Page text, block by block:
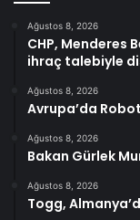
Ağustos 8, 2026
CHP, Menderes
ihraç talebiyle
Ağustos 8, 2026
Avrupa’da
Ağustos 8, 2026
Bakan Gürlek
Ağustos 8, 2026
Togg,